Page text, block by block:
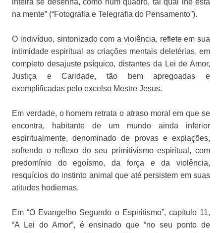
na mente” (“Fotografia e Telegrafia do Pensamento”).
O indivíduo, sintonizado com a violência, reflete em sua
intimidade espiritual as criações mentais deletérias, em
completo desajuste psíquico, distantes da Lei de Amor,
Justiça e Caridade, tão bem apregoadas e
exemplificadas pelo excelso Mestre Jesus.
Em verdade, o homem retrata o atraso moral em que se
encontra, habitante de um mundo ainda inferior
espiritualmente, denominado de provas e expiações,
sofrendo o reflexo do seu primitivismo espiritual, com
predomínio do egoísmo, da força e da violência,
resquícios do instinto animal que até persistem em suas
atitudes hodiernas.
Em “O Evangelho Segundo o Espiritismo”, capítulo 11,
“A Lei do Amor”, é ensinado que “no seu ponto de